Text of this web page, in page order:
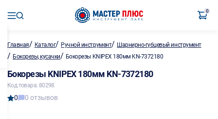
0
Главная/ Каталог/ Ручной инструмент/ Шарнирно-губцевый инструмент
/ Бокорезы, кусачки/ Бокорезы KNIPEX 180мм KN-7372180
Бокорезы KNIPEX 180мм KN-7372180
Код товара: 80298
0 0 отзывов